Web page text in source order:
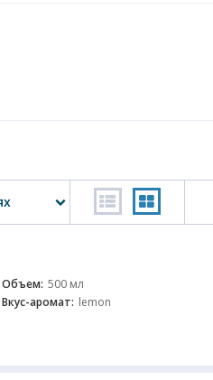
Объем: 500 мл
Вкус-аромат: lemon